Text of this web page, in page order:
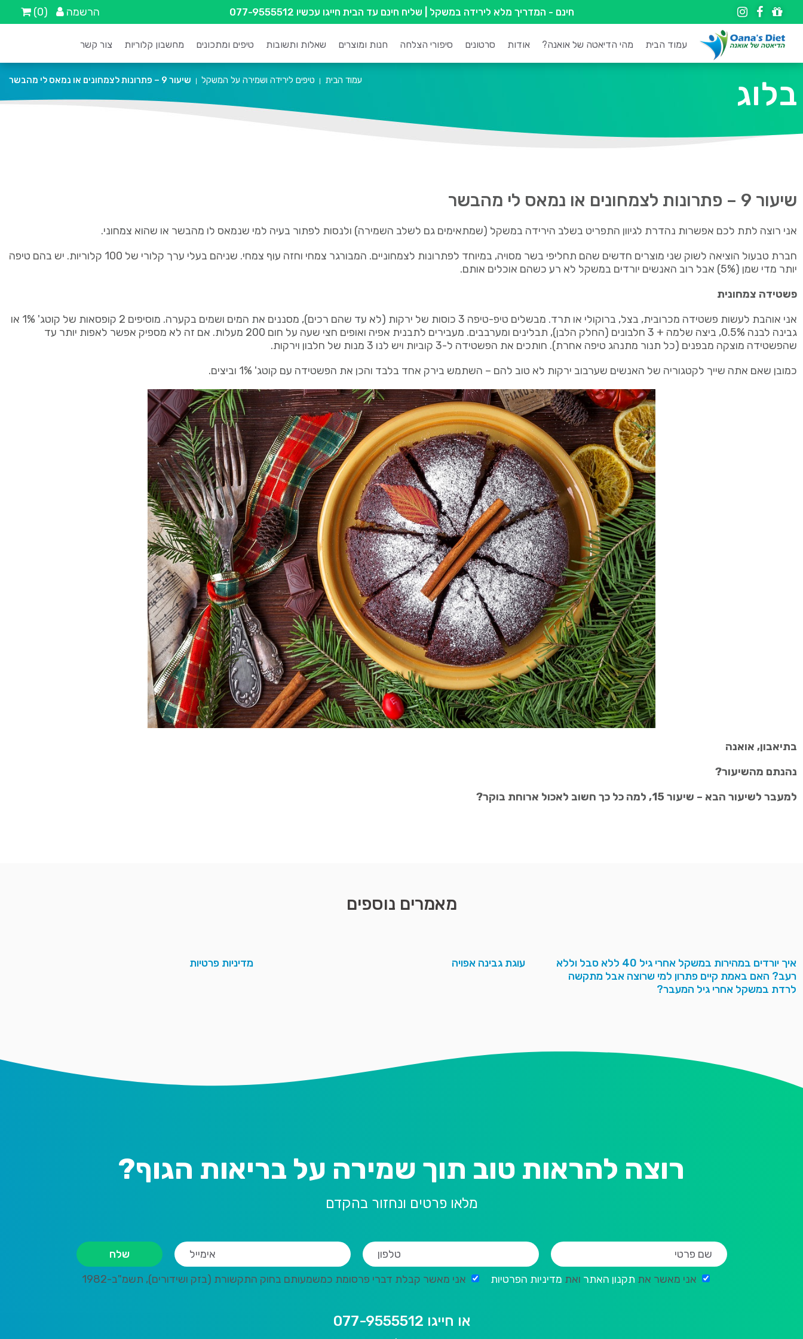
חינם - המדריך מלא לירידה במשקל | שליח חינם עד הבית חייגו עכשיו 077-9555512 הרשמה (0)
עמוד הבית מהי הדיאטה של אואנה? אודות סרטונים סיפורי הצלחה חנות ומוצרים שאלות ותשובות טיפים ומתכונים מחשבון קלוריות צור קשר
בלוג עמוד הבית טיפים לירידה ושמירה על המשקל שיעור 9 – פתרונות לצמחונים או נמאס לי מהבשר
שיעור 9 – פתרונות לצמחונים או נמאס לי מהבשר
אני רוצה לתת לכם אפשרות נהדרת לגיוון התפריט בשלב הירידה במשקל (שמתאימים גם לשלב השמירה) ולנסות לפתור בעיה למי שנמאס לו מהבשר או שהוא צמחוני.
חברת טבעול הוציאה לשוק שני מוצרים חדשים שהם תחליפי בשר מסויה, במיוחד לפתרונות לצמחוניים. המבורגר צמחי וחזה עוף צמחי. שניהם בעלי ערך קלורי של 100 קלוריות. יש בהם טיפה
יותר מדי שמן (5%) אבל רוב האנשים יורדים במשקל לא רע כשהם אוכלים אותם.
פשטידה צמחונית
אני אוהבת לעשות פשטידה מכרובית, בצל, ברוקולי או תרד. מבשלים טיפ-טיפה 3 כוסות של ירקות (לא עד שהם רכים), מסננים את המים ושמים בקערה. מוסיפים 2 קופסאות של קוטג' 1% או
גבינה לבנה 0.5%, ביצה שלמה + 3 חלבונים (החלק הלבן), תבלינים ומערבבים. מעבירים לתבנית אפיה ואופים חצי שעה על חום 200 מעלות. אם זה לא מספיק אפשר לאפות יותר עד
שהפשטידה מוצקה מבפנים (כל תנור מתנהג טיפה אחרת). חותכים את הפשטידה ל-3 קוביות ויש לנו 3 מנות של חלבון וירקות.
כמובן שאם אתה שייך לקטגוריה של האנשים שערבוב ירקות לא טוב להם – השתמש בירק אחד בלבד והכן את הפשטידה עם קוטג' 1% וביצים.
בתיאבון, אואנה
נהנתם מהשיעור?
למעבר לשיעור הבא – שיעור 15, למה כל כך חשוב לאכול ארוחת בוקר?
מאמרים נוספים
איך יורדים במהירות במשקל אחרי גיל 40 ללא סבל וללא
רעב? האם באמת קיים פתרון למי שרוצה אבל מתקשה
לרדת במשקל אחרי גיל המעבר?
עוגת גבינה אפויה מדיניות פרטיות
רוצה להראות טוב תוך שמירה על בריאות הגוף?
מלאו פרטים ונחזור בהקדם
אני מאשר את תקנון האתר ואת מדיניות הפרטיות אני מאשר קבלת דברי פרסומת כמשמעותם בחוק התקשורת (בזק ושידורים), תשמ"ב-1982
או חייגו 077-9555512